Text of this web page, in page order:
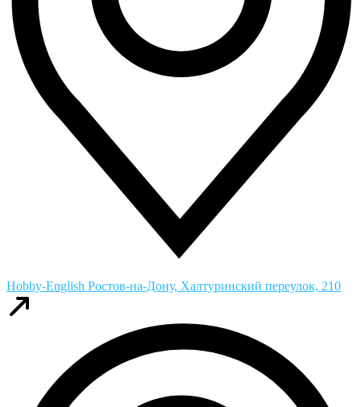
Hobby-English Ростов-на-Дону, Халтуринский переулок, 210